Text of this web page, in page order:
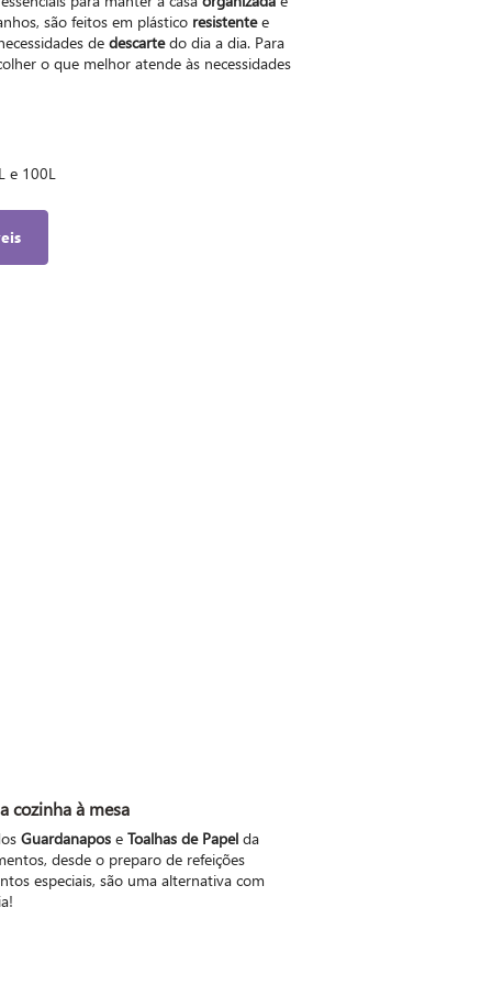
são feitos em plástico resistentee
de descartedo dia a dia. Para
o que melhor atende às necessidades
e 100L
cozinha à mesa
Guardanapos e Toalhas de Papel da
desde o preparo de refeições
especiais, são uma alternativa com